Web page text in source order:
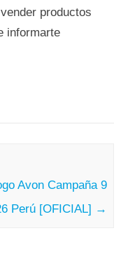
productos
informarte
Avon Campaña 9
Perú [OFICIAL] →